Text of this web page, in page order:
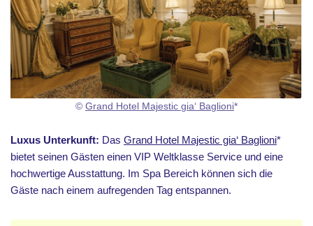
© Grand Hotel Majestic gia‘ Baglioni*
Luxus Unterkunft: Das Grand Hotel Majestic gia‘ Baglioni*
bietet seinen Gästen einen VIP Weltklasse Service und eine
hochwertige Ausstattung. Im Spa Bereich können sich die
Gäste nach einem aufregenden Tag entspannen.